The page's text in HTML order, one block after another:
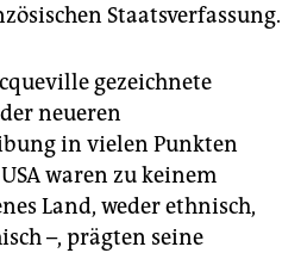
Staatsverfassung.
gezeichnete
neueren
in vielen Punkten
waren zu keinem
Land, weder ethnisch,
–, prägten seine